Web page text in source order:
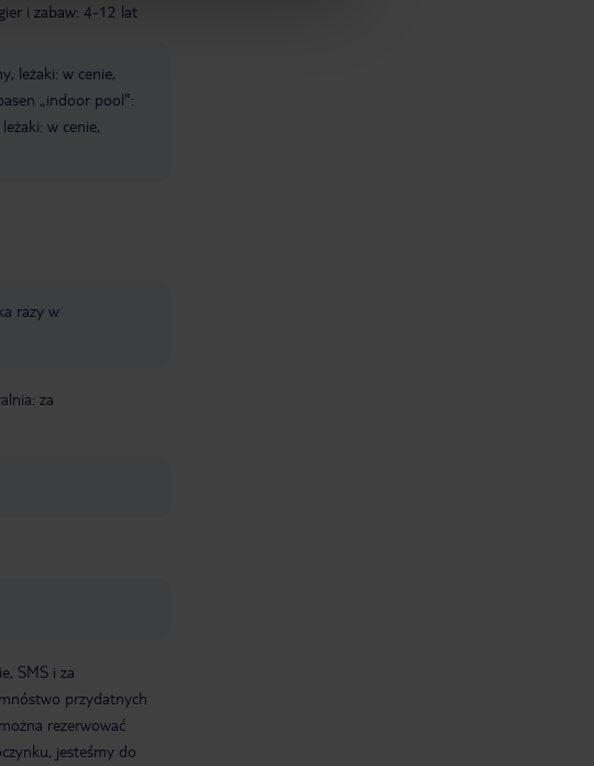
i zabaw: 4-12 lat
leżaki: w cenie,
„indoor pool":
w cenie,
razy w
za
SMS i za
przydatnych
rezerwować
jesteśmy do